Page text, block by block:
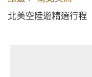
北美空陸遊精選行程